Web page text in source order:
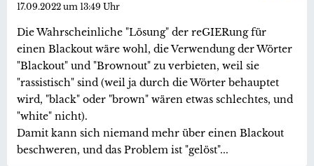
17.09.2022 um 13:49 Uhr
Die Wahrscheinliche "Lösung" der reGIERung für
einen Blackout wäre wohl, die Verwendung der Wörter
"Blackout" und "Brownout" zu verbieten, weil sie
"rassistisch" sind (weil ja durch die Wörter behauptet
wird, "black" oder "brown" wären etwas schlechtes, und
"white" nicht).
Damit kann sich niemand mehr über einen Blackout
beschweren, und das Problem ist "gelöst"...